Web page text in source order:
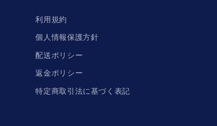
利用規約
個人情報保護方針
配送ポリシー
返金ポリシー
特定商取引法に基づく表記